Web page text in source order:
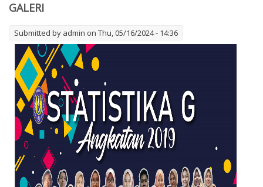
GALERI
Submitted by admin on Thu, 05/16/2024 - 14:36